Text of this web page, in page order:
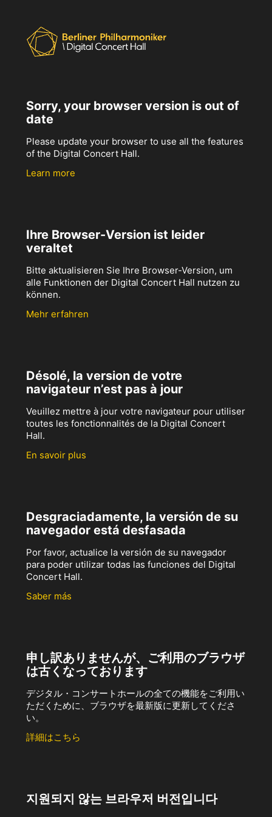
Sorry, your browser version is out of
date
Please update your browser to use all the features
of the Digital Concert Hall.
Learn more
Ihre Browser-Version ist leider
veraltet
Bitte aktualisieren Sie Ihre Browser-Version, um
alle Funktionen der Digital Concert Hall nutzen zu
können.
Mehr erfahren
Désolé, la version de votre
navigateur n’est pas à jour
Veuillez mettre à jour votre navigateur pour utiliser
toutes les fonctionnalités de la Digital Concert
Hall.
En savoir plus
Desgraciadamente, la versión de su
navegador está desfasada
Por favor, actualice la versión de su navegador
para poder utilizar todas las funciones del Digital
Concert Hall.
Saber más
申し訳ありませんが、ご利用のブラウザ
は古くなっております
デジタル・コンサートホールの全ての機能をご利用い
ただくために、ブラウザを最新版に更新してくださ
い。
詳細はこちら
지원되지 않는 브라우저 버전입니다